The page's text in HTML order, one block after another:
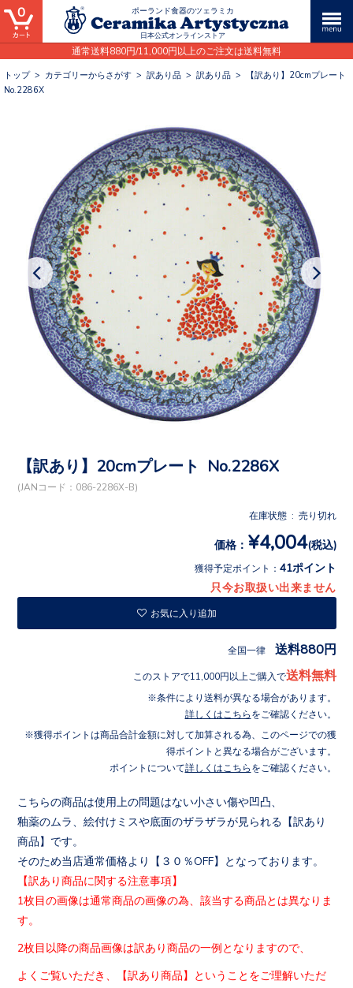
ポーランド食器のツェラミカ
日本公式オンラインストア
通常送料880円/11,000円以上のご注文は送料無料
0
トップ> カテゴリーからさがす > 訳あり品 > 訳あり品 >
【訳あり】20cmプレート
No.2286X
【訳あり】20cmプレート No.2286X
(JANコード：086-2286X-B)
在庫状態 : 売り切れ
価格： ¥4,004(税込)
獲得予定ポイント： 41ポイント
只今お取扱い出来ません
お気に入り追加
全国一律 送料880円
このストアで11,000円以上ご購入で送料無料
条件により送料が異なる場合があります。
詳しくはこちら をご確認ください。
獲得ポイントは商品合計金額に対して加算される為、このページでの獲
得ポイントと異なる場合がございます。
ポイントについて詳しくはこちら をご確認ください。
こちらの商品は使用上の問題はない小さい傷や凹凸、
釉薬のムラ、絵付けミスや底面のザラザラが見られる【訳あり
商品 】です。
そのため当店通常価格より【３０％OFF】となっております。
【訳あり商品に関する注意事項】
1枚目の画像は通常商品の画像の為、該当する商品とは異なりま
す
2枚目以降の商品画像は訳あり商品の一例となりますので、
よくご覧いただき、【訳あり商品】ということをご理解いただ